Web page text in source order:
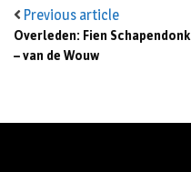
Previous article
Overleden: Fien Schapendonk
– van de Wouw